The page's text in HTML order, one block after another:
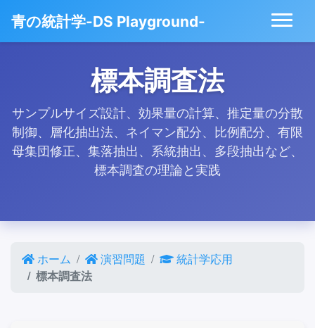
青の統計学-DS Playground-
標本調査法
サンプルサイズ設計、効果量の計算、推定量の分散
制御、層化抽出法、ネイマン配分、比例配分、有限
母集団修正、集落抽出、系統抽出、多段抽出など、
標本調査の理論と実践
ホーム 演習問題
統計学応用
標本調査法